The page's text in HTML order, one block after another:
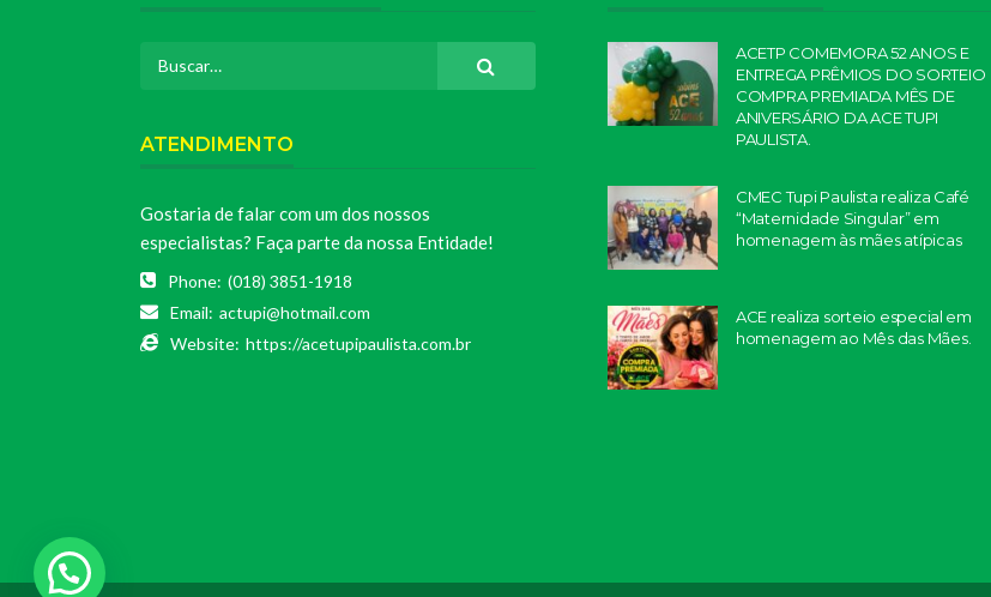
ATENDIMENTO
Gostaria de falar com um dos nossos
especialistas? Faça parte da nossa Entidade!
Phone: (018) 3851-1918
Email: actupi@hotmail.com
Website: https://acetupipaulista.com.br
ACETP COMEMORA 52 ANOS E
ENTREGA PRÊMIOS DO SORTEIO
COMPRA PREMIADA MÊS DE
ANIVERSÁRIO DA ACE TUPI
PAULISTA.
CMEC Tupi Paulista realiza Café
“Maternidade Singular” em
homenagem às mães atípicas
ACE realiza sorteio especial em
homenagem ao Mês das Mães.